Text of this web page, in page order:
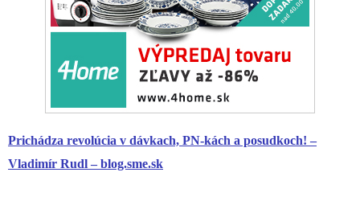
Prichádza revolúcia v dávkach, PN-kách a posudkoch! –
Vladimír Rudl – blog.sme.sk